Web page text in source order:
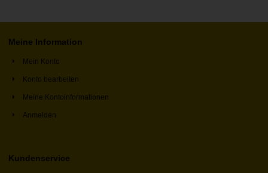
Meine Information
Mein Konto
Konto bearbeiten
Meine Kontoinformationen
Anmelden
Kundenservice